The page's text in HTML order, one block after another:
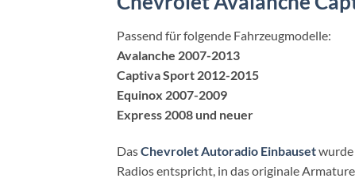
Passend für folgende Fahrzeugmodelle:
Avalanche 2007-2013
Captiva Sport 2012-2015
Equinox 2007-2009
Express 2008 und neuer
DasChevrolet Autoradio Einbausetwurde
Radios entspricht, in das originale